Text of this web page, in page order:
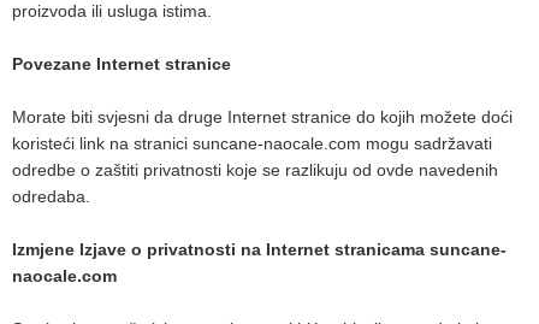
proizvoda ili usluga istima.
Povezane Internet stranice
Morate biti svjesni da druge Internet stranice do kojih možete doći
koristeći link na stranici suncane-naocale.com mogu sadržavati
odredbe o zaštiti privatnosti koje se razlikuju od ovde navedenih
odredaba.
Izmjene Izjave o privatnosti na Internet stranicama suncane-
naocale.com